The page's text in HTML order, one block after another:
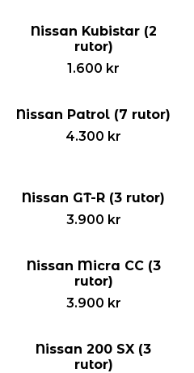
Nissan Kubistar (2
rutor)
1.600 kr
Nissan Patrol (7 rutor)
4.300 kr
Nissan GT-R (3 rutor)
3.900 kr
Nissan Micra CC (3
rutor)
3.900 kr
Nissan 200 SX (3
rutor)